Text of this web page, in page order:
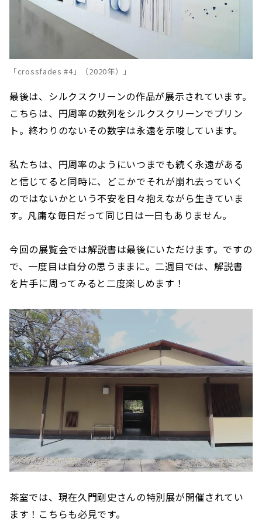
「crossfades #4」（2020年）」
最後は、シルクスクリーンの作品が展示されています。
こちらは、円周率の数列をシルクスクリーンでプリン
ト。終わりのないその数字は永遠を示唆しています。
私たちは、円周率のようにいつまでも続く永遠がある
と信じてると同時に、どこかでそれが崩れ去っていく
のではないかという不安を日々抱えながら生きていま
す。凡庸な毎日だって同じ日は一日もありません。
今回の展覧会では解説書は最後にいただけます。ですの
で、一度目は自分の思うままに。二週目では、解説書
を片手に周ってみると二度楽しめます！
茶室では、現在久門剛史さんの特別展が開催されてい
ます！こちらも必見です。